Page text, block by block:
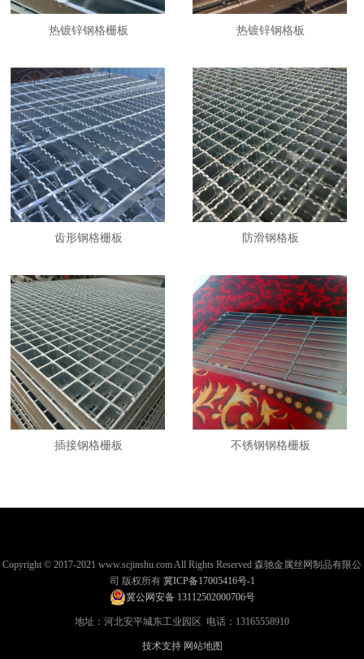
热镀锌钢格栅板 热镀锌钢格板
齿形钢格栅板 防滑钢格板
插接钢格栅板 不锈钢钢格栅板
Copyright © 2017-2021 www.scjinshu.com All Rights Reserved 森驰金属丝网制品有限公
司 版权所有 冀ICP备17005416号-1
冀公网安备 13112502000706号
地址：河北安平城东工业园区 电话：13165558910
技术支持 网站地图